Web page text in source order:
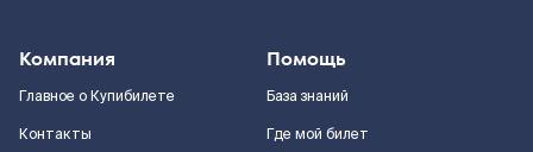
Компания
Главное о Купибилете
Контакты
Помощь
База знаний
Где мой билет